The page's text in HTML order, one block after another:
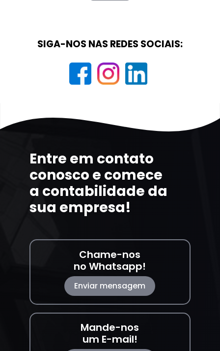
SIGA-NOS NAS REDES SOCIAIS:
Entre em contato
conosco e comece
a contabilidade da
sua empresa!
Chame-nos
no Whatsapp!
Enviar mensagem
Mande-nos
um E-mail!